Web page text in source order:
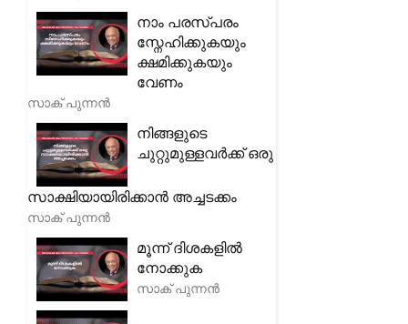
നാം പരസ്പരം
സ്നേഹിക്കുകയും
ക്ഷമിക്കുകയും
വേണം
സാക് പുന്നൻ
നിങ്ങളുടെ
ചുറ്റുമുള്ളവർക്ക് ഒരു
സാക്ഷിയായിരിക്കാൻ അച്ചടക്കം
സാക് പുന്നൻ
മൂന്ന് ദിശകളിൽ
നോക്കുക
സാക് പുന്നൻ